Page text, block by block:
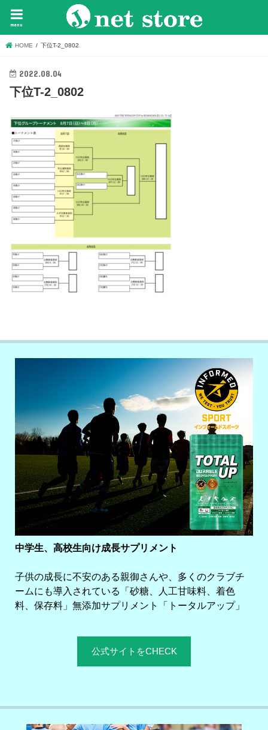
menu
HOME 下位T-2_0802
2022.08.04
下位T-2_0802
中学生、高校生向け成長サプリメント
子供の成長に不安のある親御さんや、多くのクラブチ
ームにも導入されている「砂糖、人工甘味料、着色
料、保存料」無添加サプリメント「トータルアップ」
公式サイトをCHECK